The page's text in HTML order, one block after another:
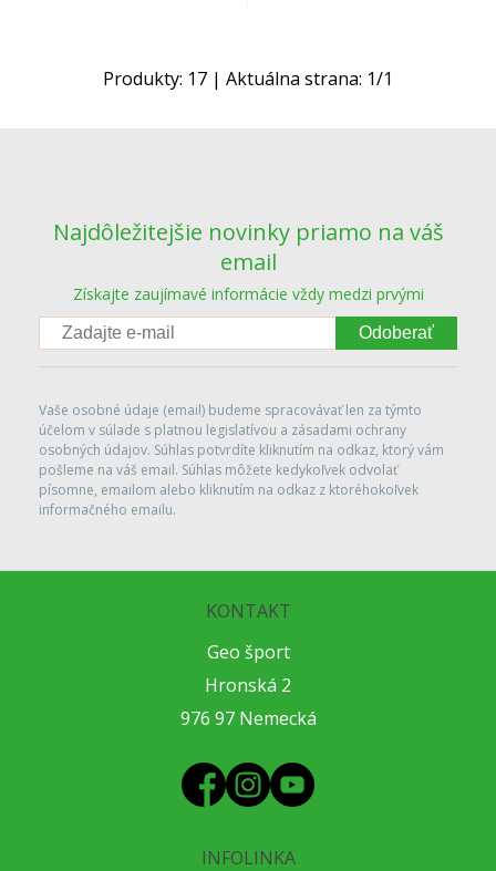
Produkty: 17 | Aktuálna strana: 1/1
Najdôležitejšie novinky priamo na váš
email
Získajte zaujímavé informácie vždy medzi prvými
Odoberať
Vaše osobné údaje (email) budeme spracovávať len za týmto
účelom v súlade s platnou legislatívou a zásadami ochrany
osobných údajov. Súhlas potvrdíte kliknutím na odkaz, ktorý vám
pošleme na váš email. Súhlas môžete kedykoľvek odvolať
písomne, emailom alebo kliknutím na odkaz z ktoréhokoľvek
informačného emailu.
KONTAKT
Geo šport
Hronská 2
976 97 Nemecká
INFOLINKA